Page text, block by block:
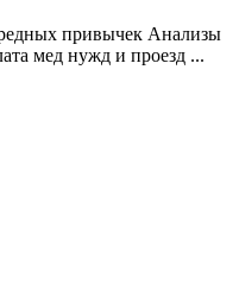
привычек Анализы
мед нужд и проезд ...